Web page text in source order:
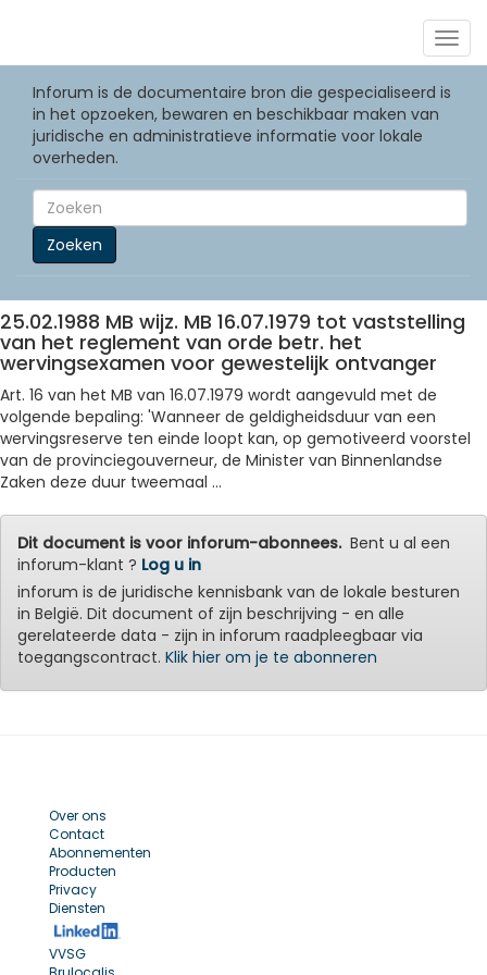
Inforum is de documentaire bron die gespecialiseerd is
in het opzoeken, bewaren en beschikbaar maken van
juridische en administratieve informatie voor lokale
overheden.
Zoeken
25.02.1988 MB wijz. MB 16.07.1979 tot vaststelling
van het reglement van orde betr. het
wervingsexamen voor gewestelijk ontvanger
Art. 16 van het MB van 16.07.1979 wordt aangevuld met de
volgende bepaling: 'Wanneer de geldigheidsduur van een
wervingsreserve ten einde loopt kan, op gemotiveerd voorstel
van de provinciegouverneur, de Minister van Binnenlandse
Zaken deze duur tweemaal ...
Dit document is voor inforum-abonnees.Bent u al een
inforum-klant ? Log u in
inforum is de juridische kennisbank van de lokale besturen
in België. Dit document of zijn beschrijving - en alle
gerelateerde data - zijn in inforum raadpleegbaar via
toegangscontract. Klik hier om je te abonneren
Over ons
Contact
Abonnementen
Producten
Privacy
Diensten
VVSG